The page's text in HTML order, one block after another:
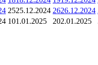
2525.12.2024 2626.12.2024
101.01.2025 202.01.2025